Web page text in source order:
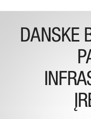
DANSKE